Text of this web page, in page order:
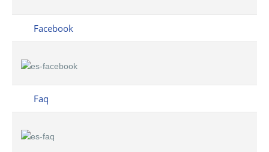
Facebook
Faq